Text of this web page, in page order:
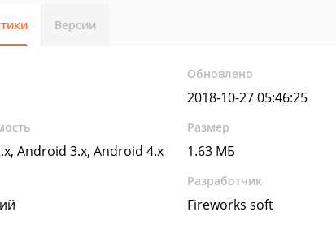
Версии
Обновлено
2018-10-27 05:46:25
Android 3.x, Android 4.x
Размер
1.63 МБ
Разработчик
Fireworks soft